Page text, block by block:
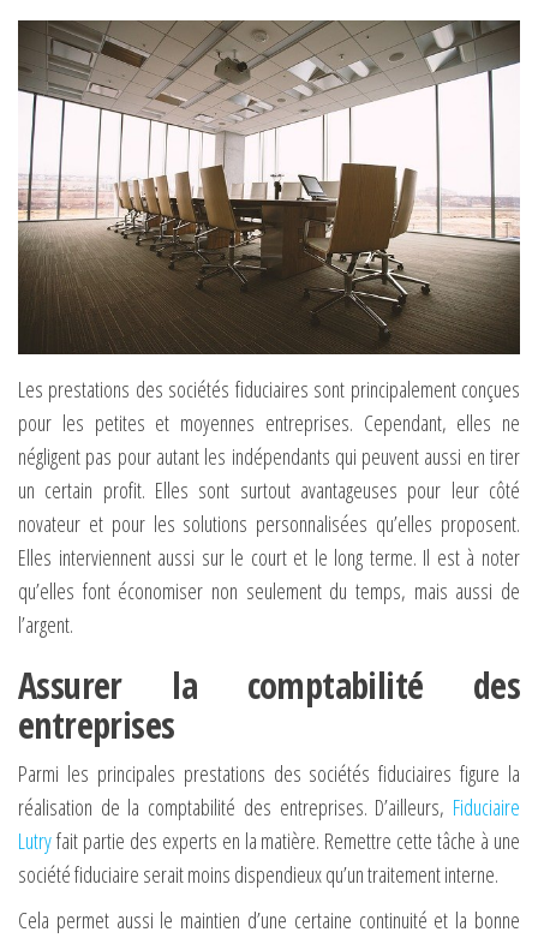
Les prestations des sociétés fiduciaires sont principalement conçues
pour les petites et moyennes entreprises. Cependant, elles ne
négligent pas pour autant les indépendants qui peuvent aussi en tirer
un certain profit. Elles sont surtout avantageuses pour leur côté
novateur et pour les solutions personnalisées qu’elles proposent.
Elles interviennent aussi sur le court et le long terme. Il est à noter
qu’elles font économiser non seulement du temps, mais aussi de
l’argent.
Assurer la comptabilité des
entreprises
Parmi les principales prestations des sociétés fiduciaires figure la
réalisation de la comptabilité des entreprises. D’ailleurs, Fiduciaire
Lutryfait partie des experts en la matière. Remettre cette tâche à une
société fiduciaire serait moins dispendieux qu’un traitement interne.
Cela permet aussi le maintien d’une certaine continuité et la bonne